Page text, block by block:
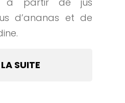
d’ananas et de
SUITE